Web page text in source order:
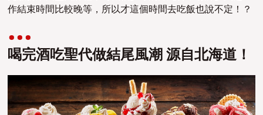
作結束時間比較晚等，所以才這個時間去吃飯也說不定！？
喝完酒吃聖代做結尾風潮 源自北海道！